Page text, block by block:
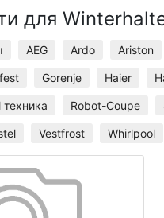
для
AEG Ardo Ariston
Gorenje Haier
техника Robot-Coupe
Vestfrost Whirlpool